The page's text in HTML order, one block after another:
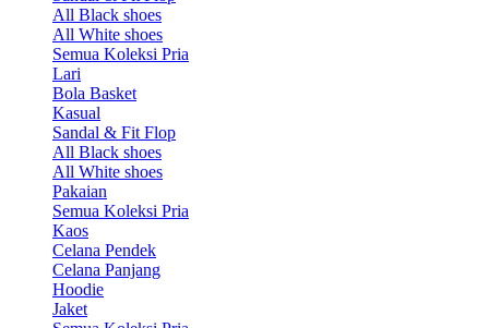
All Black shoes
All White shoes
Semua Koleksi Pria
Lari
Bola Basket
Kasual
Sandal & Fit Flop
All Black shoes
All White shoes
Pakaian
Semua Koleksi Pria
Kaos
Celana Pendek
Celana Panjang
Hoodie
Jaket